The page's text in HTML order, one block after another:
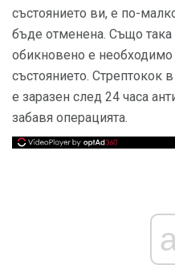
състоянието ви, е по-
бъде отменена. Също
обикновено е
състоянието. Стрептокок
е заразен след 24 часа
забавя операцията.